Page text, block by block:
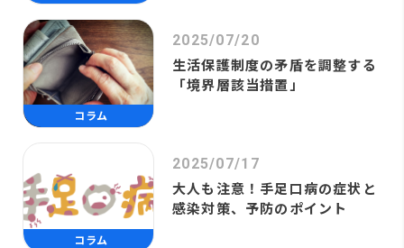
コラム
2025/07/20
生活保護制度の矛盾を調整する
「境界層該当措置」
コラム
2025/07/17
大人も注意！手足口病の症状と
感染対策、予防のポイント